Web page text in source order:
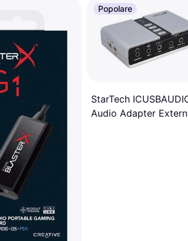
Popolare
StarTech
Audio Adapter